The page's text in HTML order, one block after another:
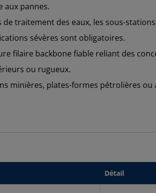
aux pannes.
traitement des eaux, les sous-
sévères sont obligatoires.
filaire backbone fiable reliant des
ou rugueux.
minières, plates-formes pétrolières ou
Détail